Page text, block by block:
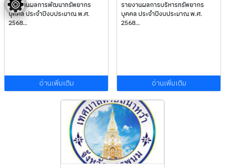
รายงานผลการพัฒนาทรัพยากร
บุคคล ประจำปีงบประมาณ พ.ศ.
2568...
อ่านเพิ่มเติม
รายงานผลการบริหารทรัพยากร
บุคคล ประจำปีงบประมาณ พ.ศ.
2568...
อ่านเพิ่มเติม